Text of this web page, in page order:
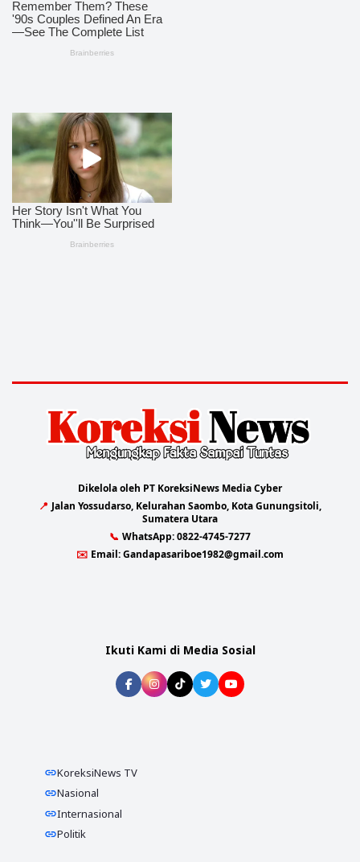
Dikelola oleh PT KoreksiNews Media Cyber
📍 Jalan Yossudarso, Kelurahan Saombo, Kota Gunungsitoli,
Sumatera Utara
📞 WhatsApp:0822-4745-7277
✉️ Email:Gandapasariboe1982@gmail.com
Ikuti Kami di Media Sosial
KoreksiNews TV
Nasional
Internasional
Politik